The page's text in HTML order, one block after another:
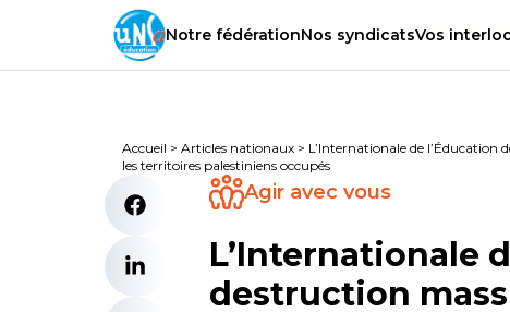
Notre fédérationNos syndicatsVos
Accueil > Articles nationaux > L’Internationale de l’Éducation
les territoires palestiniens occupés
Agir avec vous
L’Internationale
destruction